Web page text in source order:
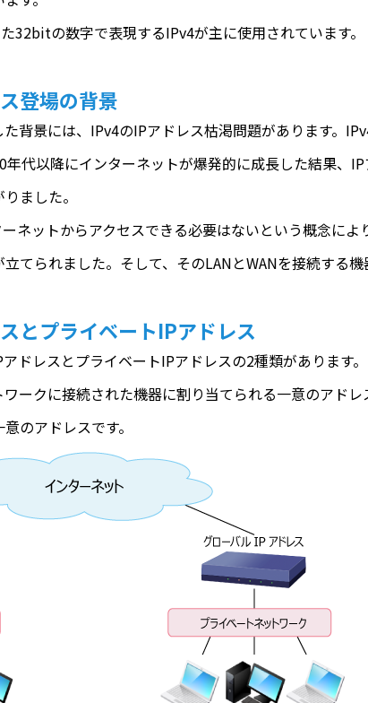
32bitの数字で表現するIPv4が主に使用されています。
登場の背景
背景には、IPv4のIPアドレス枯渇問題があります。
年代以降にインターネットが爆発的に成長した結果、
ました。
ネットからアクセスできる必要はないという概念に
てられました。そして、そのLANとWANを接続する
とプライベートIPアドレス
ドレスとプライベートIPアドレスの2種類があります。
ークに接続された機器に割り当てられる一意のアド
のアドレスです。